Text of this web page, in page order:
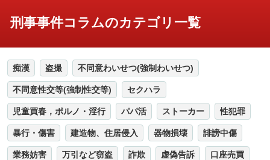
刑事事件コラムのカテゴリ一覧
痴漢 盗撮 不同意わいせつ(強制わいせつ)
不同意性交等(強制性交等) セクハラ
児童買春，ポルノ・淫行 パパ活 ストーカー 性犯罪
暴行・傷害 建造物、住居侵入 器物損壊 誹謗中傷
業務妨害 万引など窃盗 詐欺 虚偽告訴 口座売買